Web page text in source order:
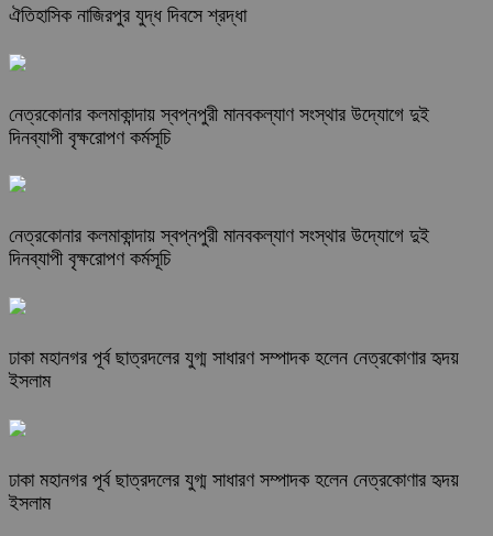
ঐতিহাসিক নাজিরপুর যুদ্ধ দিবসে শ্রদ্ধা
নেত্রকোনার কলমাকান্দায় স্বপ্নপুরী মানবকল্যাণ সংস্থার উদ্যোগে দুই
দিনব্যাপী বৃক্ষরোপণ কর্মসূচি
নেত্রকোনার কলমাকান্দায় স্বপ্নপুরী মানবকল্যাণ সংস্থার উদ্যোগে দুই
দিনব্যাপী বৃক্ষরোপণ কর্মসূচি
ঢাকা মহানগর পূর্ব ছাত্রদলের যুগ্ম সাধারণ সম্পাদক হলেন নেত্রকোণার হৃদয়
ইসলাম
ঢাকা মহানগর পূর্ব ছাত্রদলের যুগ্ম সাধারণ সম্পাদক হলেন নেত্রকোণার হৃদয়
ইসলাম